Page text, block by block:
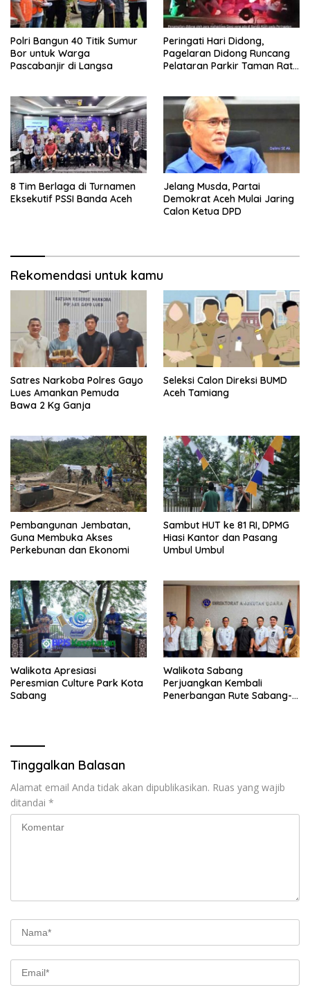
Polri Bangun 40 Titik Sumur
Bor untuk Warga
Pascabanjir di Langsa
Peringati Hari Didong,
Pagelaran Didong Runcang
Pelataran Parkir Taman Ratu
8 Tim Berlaga di Turnamen
Eksekutif PSSI Banda Aceh
Jelang Musda, Partai
Demokrat Aceh Mulai Jaring
Calon Ketua DPD
Rekomendasi untuk kamu
Satres Narkoba Polres Gayo
Lues Amankan Pemuda
Bawa 2 Kg Ganja
Seleksi Calon Direksi BUMD
Aceh Tamiang
Pembangunan Jembatan,
Guna Membuka Akses
Perkebunan dan Ekonomi
Sambut HUT ke 81 RI, DPMG
Hiasi Kantor dan Pasang
Umbul Umbul
Walikota Apresiasi
Peresmian Culture Park Kota
Sabang
Walikota Sabang
Perjuangkan Kembali
Penerbangan Rute Sabang-
Tinggalkan Balasan
Alamat email Anda tidak akan dipublikasikan. Ruas yang wajib
ditandai *